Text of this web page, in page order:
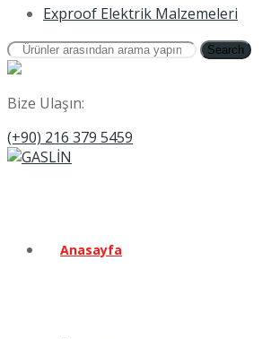
Exproof Elektrik Malzemeleri
Search
Bize Ulaşın:
(+90) 216 379 5459
Anasayfa